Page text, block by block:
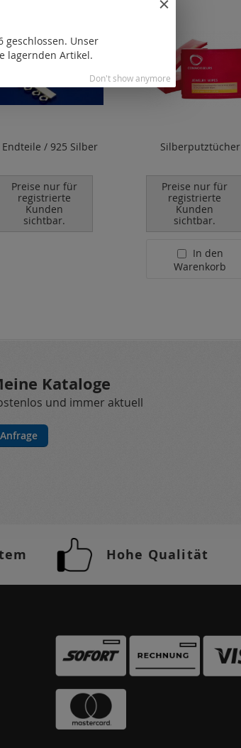
Endteile / 925 Silber
Preise nur für
registrierte
Kunden
sichtbar.
Silberputztücher
Preise nur für
registrierte
Kunden
sichtbar.
In den
Warenkorb
Kataloge
und immer aktuell
Anfrage
Hohe Qualität
geschlossen. Unser
lagernden Artikel.
Don't show anymore